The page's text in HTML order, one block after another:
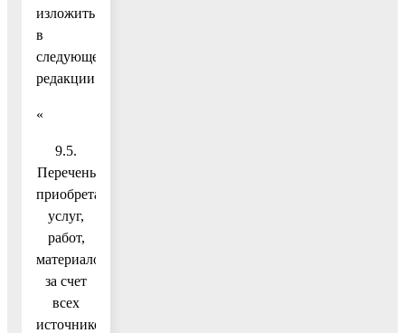
изложить
в
следующей
редакции:
«
9.5.
Перечень
приобретаемых
услуг,
работ,
материалов
за счет
всех
источников